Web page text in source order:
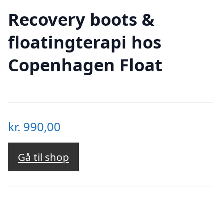
Recovery boots &
floatingterapi hos
Copenhagen Float
kr. 990,00
Gå til shop